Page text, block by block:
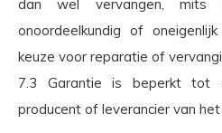
dan wel vervangen,
onoordeelkundig of
keuze voor reparatie of
7.3 Garantie is beperkt
producent of leverancier van